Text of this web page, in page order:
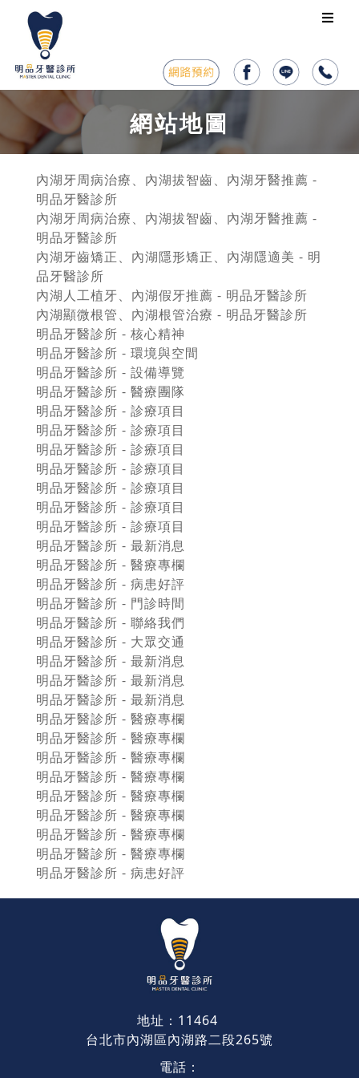
網站地圖
內湖牙周病治療、內湖拔智齒、內湖牙醫推薦 -
明品牙醫診所
內湖牙周病治療、內湖拔智齒、內湖牙醫推薦 -
明品牙醫診所
內湖牙齒矯正、內湖隱形矯正、內湖隱適美 - 明
品牙醫診所
內湖人工植牙、內湖假牙推薦 - 明品牙醫診所
內湖顯微根管、內湖根管治療 - 明品牙醫診所
明品牙醫診所 - 核心精神
明品牙醫診所 - 環境與空間
明品牙醫診所 - 設備導覽
明品牙醫診所 - 醫療團隊
明品牙醫診所 - 診療項目
明品牙醫診所 - 診療項目
明品牙醫診所 - 診療項目
明品牙醫診所 - 診療項目
明品牙醫診所 - 診療項目
明品牙醫診所 - 診療項目
明品牙醫診所 - 診療項目
明品牙醫診所 - 最新消息
明品牙醫診所 - 醫療專欄
明品牙醫診所 - 病患好評
明品牙醫診所 - 門診時間
明品牙醫診所 - 聯絡我們
明品牙醫診所 - 大眾交通
明品牙醫診所 - 最新消息
明品牙醫診所 - 最新消息
明品牙醫診所 - 最新消息
明品牙醫診所 - 醫療專欄
明品牙醫診所 - 醫療專欄
明品牙醫診所 - 醫療專欄
明品牙醫診所 - 醫療專欄
明品牙醫診所 - 醫療專欄
明品牙醫診所 - 醫療專欄
明品牙醫診所 - 醫療專欄
明品牙醫診所 - 醫療專欄
明品牙醫診所 - 病患好評
地址：11464
台北市內湖區內湖路二段265號
電話：